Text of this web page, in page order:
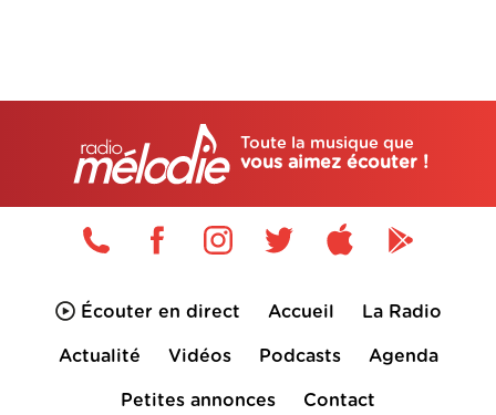
Toute la musique que
vous aimez écouter !
Écouter en direct Accueil La Radio
Actualité Vidéos Podcasts Agenda
Petites annonces Contact